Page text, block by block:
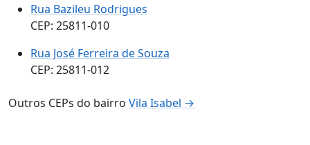
Rua Bazileu Rodrigues
CEP: 25811-010
Rua José Ferreira de Souza
CEP: 25811-012
Outros CEPs do bairro Vila Isabel →